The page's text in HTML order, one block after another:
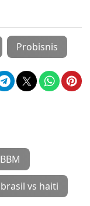
Probisnis
BBM
brasil vs haiti